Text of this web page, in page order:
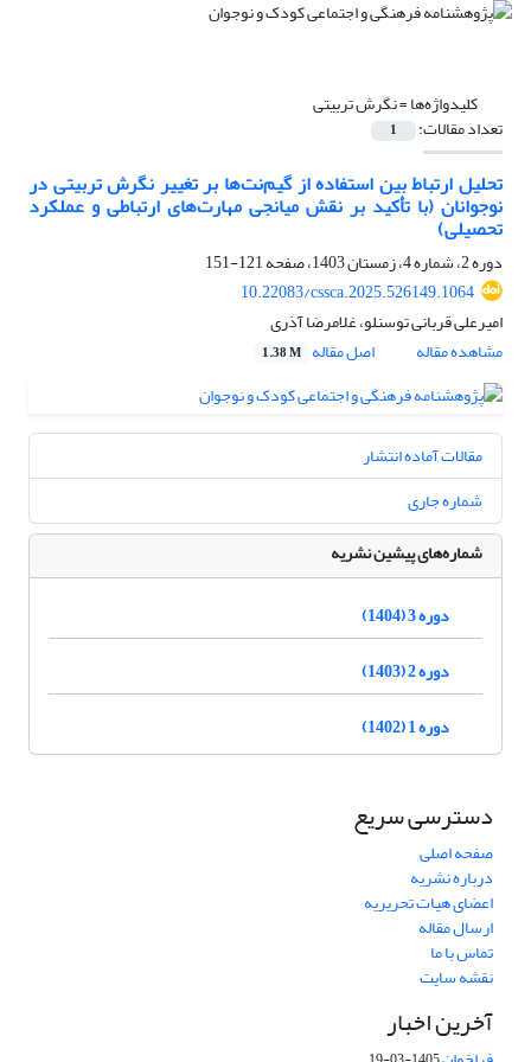
کلیدواژه‌ها =نگرش تربیتی
تعداد مقالات: 1
تحلیل ارتباط بین استفاده از گیم‌نت‌ها بر تغییر نگرش تربیتی در
نوجوانان (با تأکید بر نقش میانجی مهارت‌های ارتباطی و عملکرد
تحصیلی)
دوره 2، شماره 4، زمستان 1403، صفحه
121-151
10.22083/cssca.2025.526149.1064
امیرعلی قربانی توسنلو، غلامرضا آذری
مشاهده مقاله
اصل مقاله 1.38 M
مقالات آماده انتشار
شماره جاری
شماره‌های پیشین نشریه
دوره 3 (1404)
دوره 2 (1403)
دوره 1 (1402)
دسترسی سریع
صفحه اصلی
درباره نشریه
اعضای هیات تحریریه
ارسال مقاله
تماس با ما
نقشه سایت
آخرین اخبار